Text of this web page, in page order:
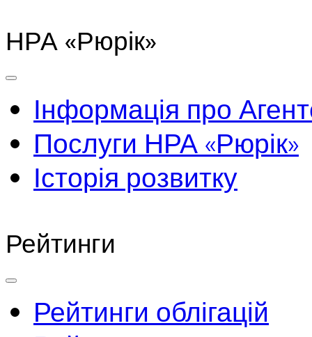
НРА «Рюрік»
Інформація про
Послуги НРА «Рюрік»
Історія розвитку
Рейтинги
Рейтинги облігацій